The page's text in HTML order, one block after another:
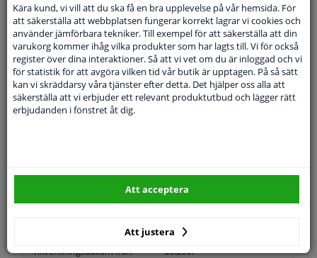
Specifikationer
Applikation
Framsida
Tillverkningsdatum från 08.2007
Kära kund, vi vill att du ska få en bra upplevelse på vår hemsida. För
att säkerställa att webbplatsen fungerar korrekt lagrar vi cookies och
använder jämförbara tekniker. Till exempel för att säkerställa att din
varukorg kommer ihåg vilka produkter som har lagts till. Vi för också
register över dina interaktioner. Så att vi vet om du är inloggad och vi
för statistik för att avgöra vilken tid vår butik är upptagen. På så sätt
kan vi skräddarsy våra tjänster efter detta. Det hjälper oss alla att
säkerställa att vi erbjuder ett relevant produktutbud och lägger rätt
erbjudanden i fönstret åt dig.
Att justera
Att acceptera